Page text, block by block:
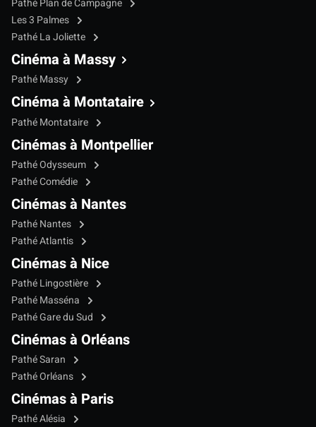
Pathé Plan de Campagne
Les 3 Palmes
Pathé La Joliette
Cinéma à Massy
Pathé Massy
Cinéma à Montataire
Pathé Montataire
Cinémas à Montpellier
Pathé Odysseum
Pathé Comédie
Cinémas à Nantes
Pathé Nantes
Pathé Atlantis
Cinémas à Nice
Pathé Lingostière
Pathé Masséna
Pathé Gare du Sud
Cinémas à Orléans
Pathé Saran
Pathé Orléans
Cinémas à Paris
Pathé Alésia